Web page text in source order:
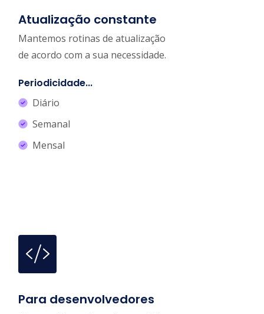
Atualização constante
Mantemos rotinas de atualização
de acordo com a sua necessidade.
Periodicidade...
Diário
Semanal
Mensal
Para desenvolvedores